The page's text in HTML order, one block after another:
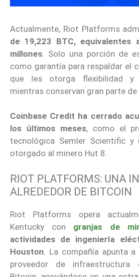
Actualmente, Riot Platforms
de 19,223 BTC, equivalentes
millones . Solo una porción de
como garantía para respaldar el
que les otorga flexibilidad y
mientras conservan gran parte de
Coinbase Credit ha cerrado
los últimos meses, como el
tecnológica Semler Scientific
otorgado al minero Hut 8.
RIOT PLATFORMS: UNA
ALREDEDOR DE BITCOIN
Riot Platforms opera
Kentucky con granjas de
actividades de ingeniería
Houston . La compañía apunta
proveedor de infraestructura